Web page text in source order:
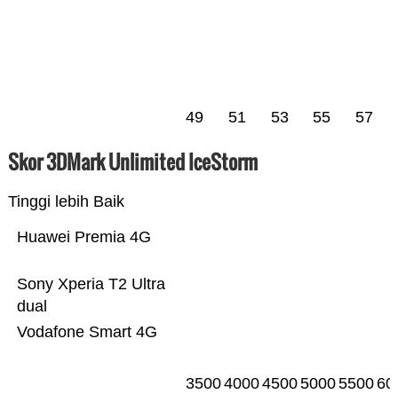
49 51 53 55 57
Skor 3DMark Unlimited IceStorm
Tinggi lebih Baik
Vodafone Smart 4G
Sony Xperia T2 Ultra
dual
Huawei Premia 4G
35004000450050005500